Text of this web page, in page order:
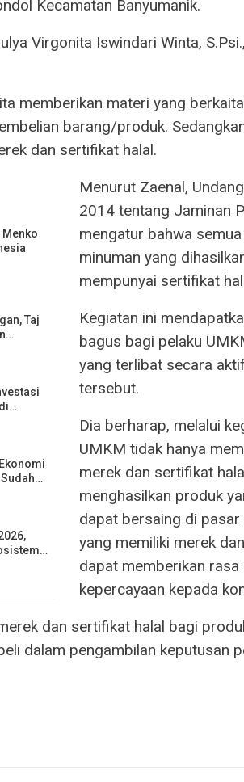
Kecamatan Banyumanik.
Virgonita Iswindari Winta,
memberikan materi yang
barang/produk.
dan sertifikat halal.
Menko
Taj
Menurut Zaenal,
2014 tentang Jaminan
mengatur bahwa
minuman yang
mempunyai sertifikat
Kegiatan ini
bagus bagi pelaku
yang terlibat secara
tersebut.
Dia berharap, melalui
UMKM tidak hanya
merek dan sertifikat
menghasilkan produk
dapat bersaing di
yang memiliki merek
dapat memberikan rasa
kepercayaan kepada
dan sertifikat halal bagi
dalam pengambilan keputusan